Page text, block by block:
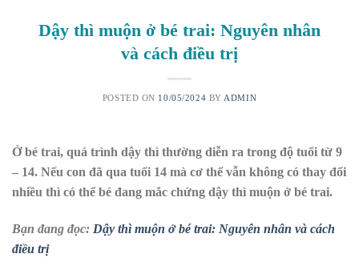
Dậy thì muộn ở bé trai: Nguyên nhân
và cách điều trị
POSTED ON 10/05/2024 BY ADMIN
Ở bé trai, quá trình dậy thì thường diễn ra trong độ tuổi từ 9
– 14. Nếu con đã qua tuổi 14 mà cơ thể vẫn không có thay đổi
nhiều thì có thể bé đang mắc chứng dậy thì muộn ở bé trai.
Bạn đang đọc: Dậy thì muộn ở bé trai: Nguyên nhân và cách
điều trị